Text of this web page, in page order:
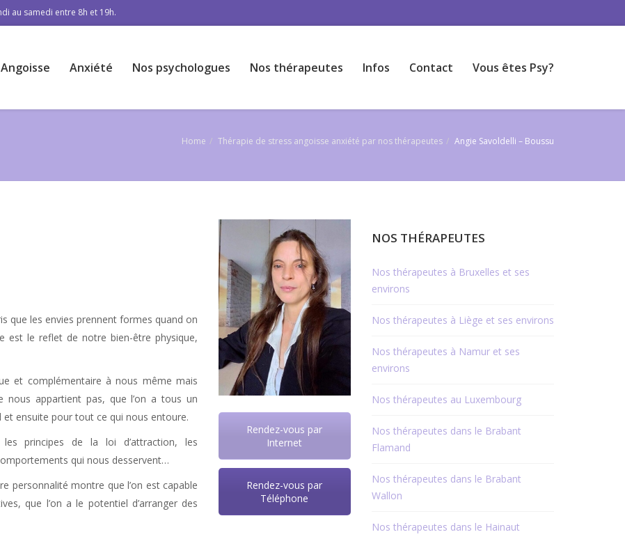
au samedi entre 8h et 19h.
Angoisse Anxiété Nos psychologues Nos thérapeutes Infos Contact Vous êtes Psy?
Home Thérapie de stress angoisse anxiété par nos thérapeutes Angie Savoldelli – Boussu
que les envies prennent formes quand on
est le reflet de notre bien-être physique,
et complémentaire à nous même mais
nous appartient pas, que l’on a tous un
et ensuite pour tout ce qui nous entoure.
principes de la loi d’attraction, les
qui nous desservent…
personnalité montre que l’on est capable
que l’on a le potentiel d’arranger des
Rendez-vous par
Internet
Rendez-vous par
Téléphone
NOS THÉRAPEUTES
Nos thérapeutes à Bruxelles et ses
environs
Nos thérapeutes à Liège et ses environs
Nos thérapeutes à Namur et ses
environs
Nos thérapeutes au Luxembourg
Nos thérapeutes dans le Brabant
Flamand
Nos thérapeutes dans le Brabant
Wallon
Nos thérapeutes dans le Hainaut